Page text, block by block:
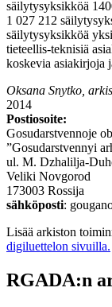
säilytysyksikköä
1 027 212
säilytysyksikköä
tieteellis-teknisiä
koskevia asiakirjoja
Oksana Snytko,
2014
Postiosoite:
Gosudarstvennoje
”Gosudarstvennyi
ul. М. Dzhalilja-
Veliki Novgorod
173003 Rossija
sähköposti:
Lisää arkiston
digiluettelon sivuilla.
RGADA:n